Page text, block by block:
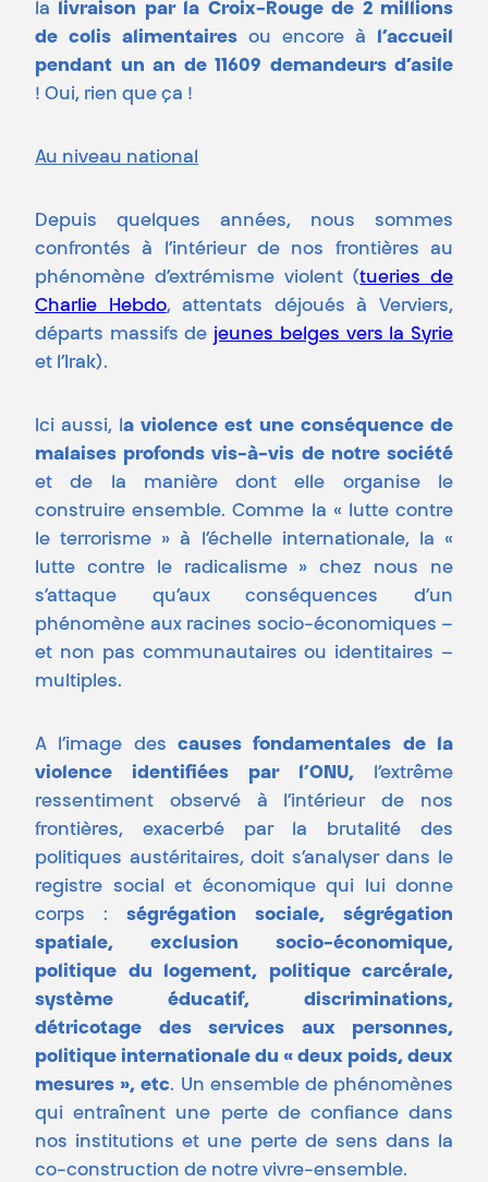
la livraison par la Croix-Rouge de 2 millions
de colis alimentaires ou encore à
l’accueil
pendant un an de 11609 demandeurs d’asile
! Oui, rien que ça !
Au niveau national
Depuis quelques années, nous sommes
confrontés à l’intérieur de nos frontières au
phénomène d’extrémisme violent (tueries de
Charlie Hebdo, attentats déjoués à Verviers,
départs massifs de jeunes belges vers la Syrie
et l’Irak).
Ici aussi, l a violence est une conséquence de
malaises profonds vis-à-vis de notre société
et de la manière dont elle organise le
construire ensemble. Comme la « lutte contre
le terrorisme » à l’échelle internationale, la «
lutte contre le radicalisme » chez nous ne
s’attaque qu’aux conséquences d’un
phénomène aux racines socio-économiques –
et non pas communautaires ou identitaires –
multiples.
A l’image des causes fondamentales de la
violence identifiées par l’ONU, l’extrême
ressentiment observé à l’intérieur de nos
frontières, exacerbé par la brutalité des
politiques austéritaires, doit s’analyser dans le
registre social et économique qui lui donne
corps : ségrégation sociale, ségrégation
spatiale, exclusion socio-économique,
politique du logement, politique carcérale,
système éducatif, discriminations,
détricotage des services aux personnes,
politique internationale du « deux poids, deux
mesures », etc. Un ensemble de phénomènes
qui entraînent une perte de confiance dans
nos institutions et une perte de sens dans la
co-construction de notre vivre-ensemble.